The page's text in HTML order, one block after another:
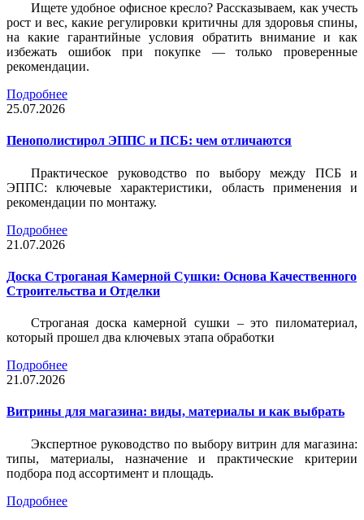
Ищете удобное офисное кресло? Рассказываем, как учесть
рост и вес, какие регулировки критичны для здоровья спины,
на какие гарантийные условия обратить внимание и как
избежать ошибок при покупке — только проверенные
рекомендации.
Подробнее
25.07.2026
Пенополистирол ЭППС и ПСБ: чем отличаются
Практическое руководство по выбору между ПСБ и
ЭППС: ключевые характеристики, область применения и
рекомендации по монтажу.
Подробнее
21.07.2026
Доска Строганая Камерной Сушки: Основа Качественного
Строительства и Отделки
Строганая доска камерной сушки – это пиломатериал,
который прошел два ключевых этапа обработки
Подробнее
21.07.2026
Витрины для магазина: виды, материалы и как выбрать
Экспертное руководство по выбору витрин для магазина:
типы, материалы, назначение и практические критерии
подбора под ассортимент и площадь.
Подробнее